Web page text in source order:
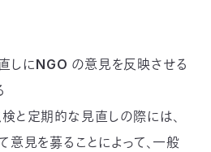
しにNGO の意見を反映させる
と定期的な見直しの際には、
見を募ることによって、一般